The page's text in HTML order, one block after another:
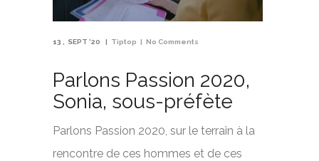
13 SEPT '20 Tiptop No Comments
Parlons Passion 2020,
Sonia, sous-préfète
Parlons Passion 2020, sur le terrain à la
rencontre de ces hommes et de ces